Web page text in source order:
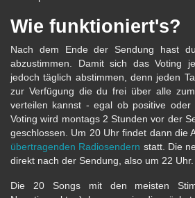
Wie funktioniert's?
Nach dem Ende der Sendung hast
abzustimmen. Damit sich das Voting
jedoch täglich abstimmen, denn jeden
zur Verfügung die du frei über alle zum
verteilen kannst - egal ob positive oder
Voting wird montags 2 Stunden vor der
geschlossen. Um 20 Uhr findet dann die
übertragenden Radiosendern statt. Die
direkt nach der Sendung, also um 22 Uhr.
Die 20 Songs mit den meisten